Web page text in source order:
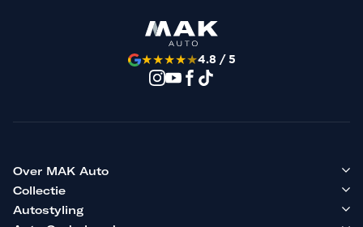
★★★★★4.8 / 5
Over MAK Auto
Collectie
Autostyling